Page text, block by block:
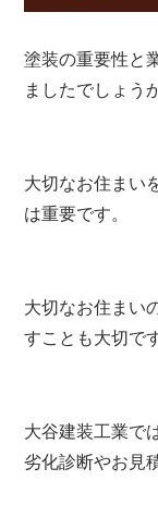
塗装の重要性と
ましたでしょう
大切なお住まい
は重要です。
大切なお住まい
すことも大切で
大谷建装工業で
劣化診断やお見